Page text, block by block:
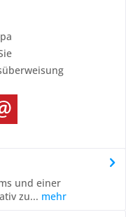
und einer
zu... mehr